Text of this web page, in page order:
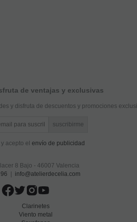
de ventajas y exclusivas
y disfruta de descuentos y promociones
acepto el envío de publicidad
8 Bajo - 46007 Valencia
| info@atelierdecelia.com
Clarinetes
Viento metal